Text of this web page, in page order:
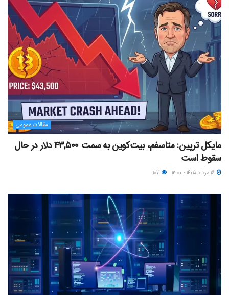
مقالات عمومی
مایکل ترپین: متاسفم، بیت‌کوین به سمت ۴۳,۵۰۰ دلار در حال
سقوط است